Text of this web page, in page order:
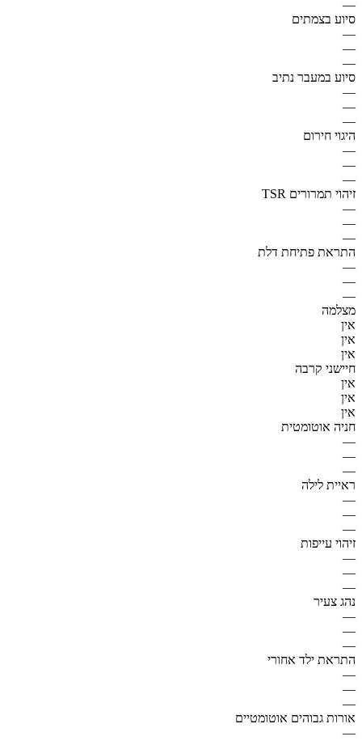
—
סיוע בצמתים
—
—
—
סיוע במעבר נתיב
—
—
—
היגוי חירום
—
—
—
זיהוי תמרורים TSR
—
—
—
התראת פתיחת דלת
—
—
—
מצלמה
אין
אין
אין
חיישני קרבה
אין
אין
אין
חניה אוטומטית
—
—
—
ראיית לילה
—
—
—
זיהוי עייפות
—
—
—
נהג צעיר
—
—
—
התראת ילד אחורי
—
—
—
אורות גבוהים אוטומטיים
—